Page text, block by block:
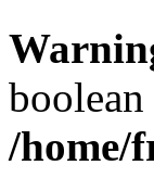
/home/